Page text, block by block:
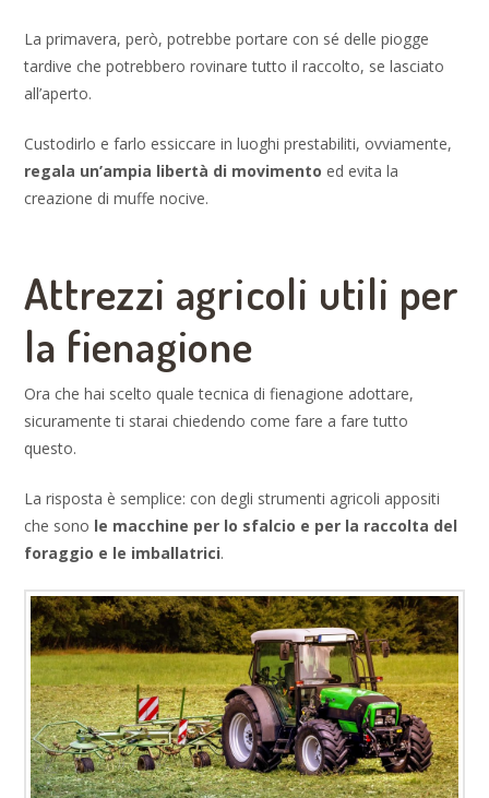
La primavera, però, potrebbe portare con sé delle piogge
tardive che potrebbero rovinare tutto il raccolto, se lasciato
all’aperto.
Custodirlo e farlo essiccare in luoghi prestabiliti, ovviamente,
regala un’ampia libertà di movimento ed evita la
creazione di muffe nocive.
Attrezzi agricoli utili per
la fienagione
Ora che hai scelto quale tecnica di fienagione adottare,
sicuramente ti starai chiedendo come fare a fare tutto
questo.
La risposta è semplice: con degli strumenti agricoli appositi
che sono le macchine per lo sfalcio e per la raccolta del
foraggio e le imballatrici.